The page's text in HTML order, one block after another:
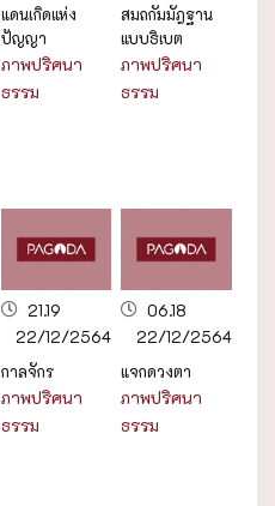
แดนเกิดแห่ง
ปัญญา
ภาพปริศนา
ธรรม
สมถกัมมัฎฐาน
แบบธิเบต
ภาพปริศนา
ธรรม
21.19
22/12/2564
กาลจักร
ภาพปริศนา
ธรรม
06.18
22/12/2564
แจกดวงตา
ภาพปริศนา
ธรรม